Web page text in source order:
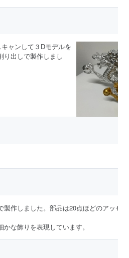
ャンして３Dモデルを
り出しで製作しまし
製作しました。部品は20点ほどのアッセ
な飾りを表現しています。